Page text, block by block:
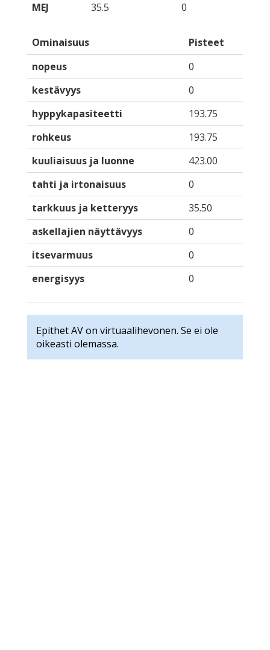
MEJ
35.5 0
Ominaisuus
Pisteet
nopeus
0
kestävyys
0
hyppykapasiteetti
193.75
rohkeus
193.75
kuuliaisuus ja luonne
423.00
tahti ja irtonaisuus
0
tarkkuus ja ketteryys
35.50
askellajien näyttävyys
0
itsevarmuus
0
energisyys
0
Epithet AV on virtuaalihevonen. Se ei ole
oikeasti olemassa.